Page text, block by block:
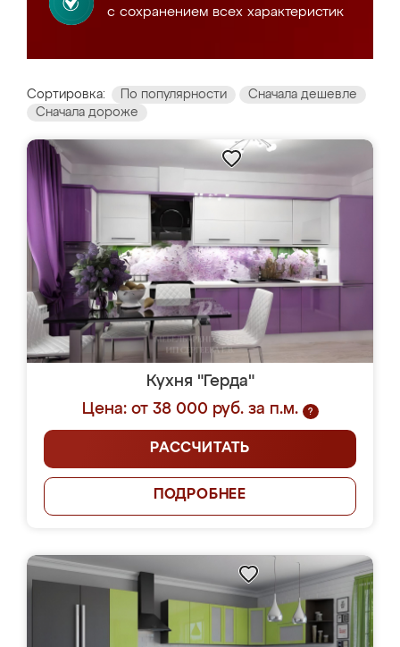
с сохранением всех характеристик
Сортировка: По популярности
Сначала дешевле
Сначала дороже
Кухня "Герда"
Цена: от 38 000 руб. за п.м.
?
РАССЧИТАТЬ
ПОДРОБНЕЕ